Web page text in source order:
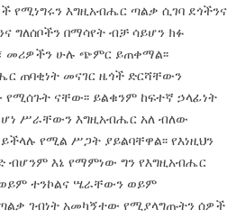
የሚነግሩን እግዚአብሔር ጣልቃ ሲገባ ደጎችንና
ግለሰቦችን በማሳየት ብቻ ሳይሆን ክፉ
መሪዎችን ሁሉ ጭምር ይጠቀማል፡፡
ጠባቂነት መናገር ዜጎች ድርሻቸውን
ናቸው፡፡ ይልቁንም ከፍተኛ ኃላፊነት
ሥራቸውን እግዚአብሔር አለ ብለው
የሚል ሥጋት ያይልባቸዋል፡፡ የእነዚህን
ብሆንም እኔ የማምነው ግን የእግዚአብሔር
ወይም ተንኮልና ሤራቸውን ወይም
ገብነት አመካኝተው የሚያላግጡትን ሰዎች